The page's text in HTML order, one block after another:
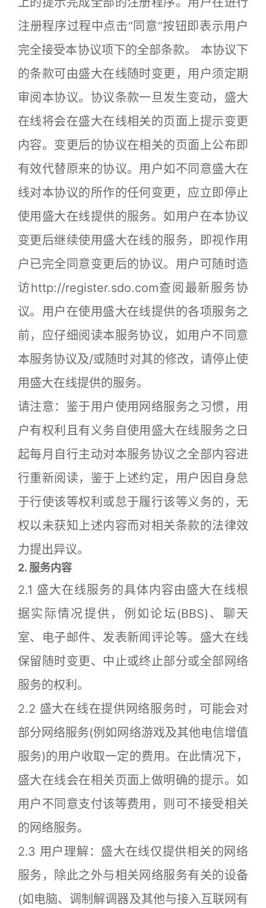
注册程序过程中点击“同意”按钮即表示用户
完全接受本协议项下的全部条款。 本协议下
的条款可由盛大在线随时变更，用户须定期
审阅本协议。协议条款一旦发生变动，盛大
在线将会在盛大在线相关的页面上提示变更
内容。变更后的协议在相关的页面上公布即
有效代替原来的协议。用户如不同意盛大在
线对本协议的所作的任何变更，应立即停止
使用盛大在线提供的服务。如用户在本协议
变更后继续使用盛大在线的服务，即视作用
户已完全同意变更后的协议。用户可随时造
访http://register.sdo.com查阅最新服务协
议。用户在使用盛大在线提供的各项服务之
前，应仔细阅读本服务协议，如用户不同意
本服务协议及/或随时对其的修改，请停止使
用盛大在线提供的服务。
请注意：鉴于用户使用网络服务之习惯，用
户有权利且有义务自使用盛大在线服务之日
起每月自行主动对本服务协议之全部内容进
行重新阅读，鉴于上述约定，用户因自身怠
于行使该等权利或怠于履行该等义务的，无
权以未获知上述内容而对相关条款的法律效
力提出异议。
2. 服务内容
2.1 盛大在线服务的具体内容由盛大在线根
据实际情况提供，例如论坛(BBS)、聊天
室、电子邮件、发表新闻评论等。盛大在线
保留随时变更、中止或终止部分或全部网络
服务的权利。
2.2 盛大在线在提供网络服务时，可能会对
部分网络服务(例如网络游戏及其他电信增值
服务)的用户收取一定的费用。在此情况下，
盛大在线会在相关页面上做明确的提示。如
用户不同意支付该等费用，则可不接受相关
的网络服务。
2.3 用户理解：盛大在线仅提供相关的网络
服务，除此之外与相关网络服务有关的设备
(如电脑、调制解调器及其他与接入互联网有